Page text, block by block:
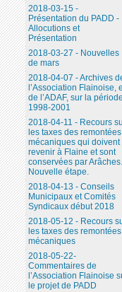
2018-03-15 -
Présentation du PADD -
Allocutions et
Présentation
2018-03-27 - Nouvelles
de mars
2018-04-07 - Archives
l’Association Flainoise,
de l’ADAF, sur la période
1998-2001
2018-04-11 - Recours
les taxes des remontées
mécaniques qui doivent
revenir à Flaine et sont
conservées par Arâches.
Nouvelle étape.
2018-04-13 - Conseils
Municipaux et Comités
Syndicaux début 2018
2018-05-12 - Recours
les taxes des remontées
mécaniques
2018-05-22-
Commentaires de
l’Association Flainoise
le projet de PADD